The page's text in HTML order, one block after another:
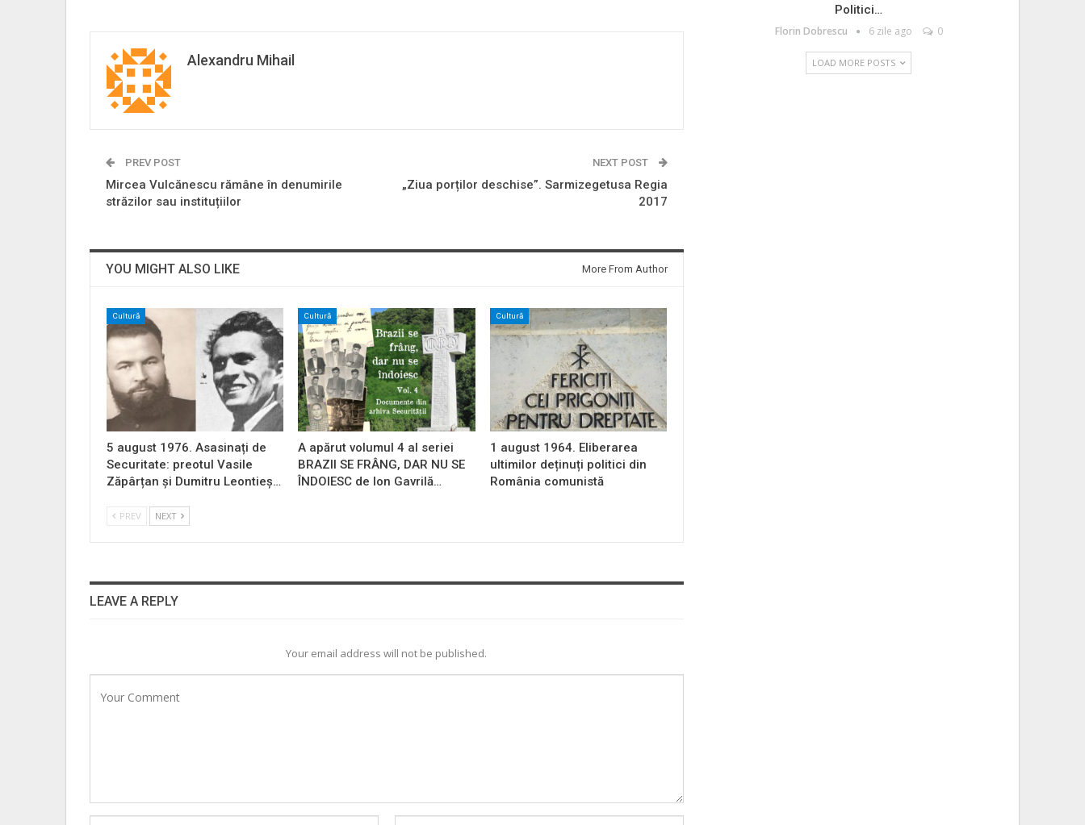
Alexandru Mihail
PREV POST
Mircea Vulcănescu rămâne în denumirile
străzilor sau instituțiilor
NEXT POST
„Ziua porților deschise”. Sarmizegetusa Regia
2017
YOU MIGHT ALSO LIKE More From Author
Cultură
5 august 1976. Asasinați de
Securitate: preotul Vasile
Zăpârțan și Dumitru Leontieș…
Cultură
A apărut volumul 4 al seriei
BRAZII SE FRÂNG, DAR NU SE
ÎNDOIESC de Ion Gavrilă…
Cultură
1 august 1964. Eliberarea
ultimilor deținuți politici din
România comunistă
PREV NEXT
LEAVE A REPLY
Your email address will not be published.
Politici…
Florin Dobrescu 6 zile ago 0
LOAD MORE POSTS